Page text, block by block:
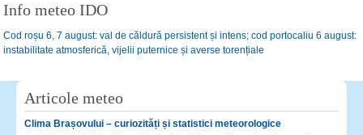
Info meteo IDO
Cod roșu 6, 7 august: val de căldură persistent și intens; cod portocaliu 6 august:
instabilitate atmosferică, vijelii puternice și averse torențiale
Articole meteo
Clima Brașovului – curiozități și statistici meteorologice